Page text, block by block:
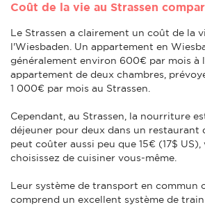
Coût de la vie au Strassen
Le Strassen a clairement un coût de la
l'Wiesbaden. Un appartement en
généralement environ 600€ par mois à
appartement de deux chambres,
1 000€ par mois au Strassen.
Cependant, au Strassen, la nourriture
déjeuner pour deux dans un restaurant
peut coûter aussi peu que 15€ (17$
choisissez de cuisiner vous-même.
Leur système de transport en commun
comprend un excellent système de